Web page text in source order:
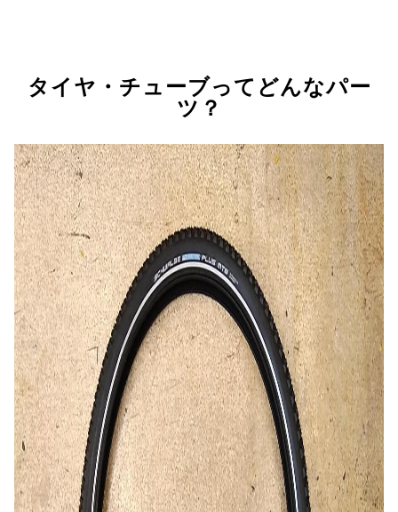
タイヤ・チューブってどんなパー
ツ？